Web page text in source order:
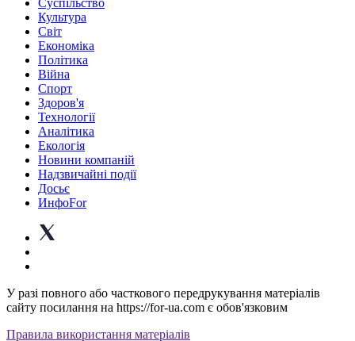
Культура
Світ
Економіка
Політика
Війна
Спорт
Здоров'я
Технології
Аналітика
Екологія
Новини компаній
Надзвичайні події
Досьє
ИнфоFor
У разі повного або часткового передрукування матеріалів
сайту посилання на https://for-ua.com є обов'язковим
Правила використання матеріалів